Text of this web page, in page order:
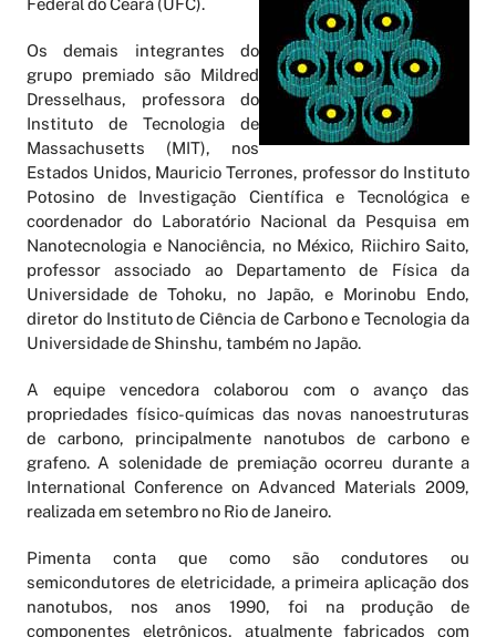
Federal do Ceará (UFC).
Os demais integrantes do
grupo premiado são Mildred
Dresselhaus, professora do
Instituto de Tecnologia de
Massachusetts (MIT), nos
Estados Unidos, Mauricio Terrones, professor do Instituto
Potosino de Investigação Científica e Tecnológica e
coordenador do Laboratório Nacional da Pesquisa em
Nanotecnologia e Nanociência, no México, Riichiro Saito,
professor associado ao Departamento de Física da
Universidade de Tohoku, no Japão, e Morinobu Endo,
diretor do Instituto de Ciência de Carbono e Tecnologia da
Universidade de Shinshu, também no Japão.
A equipe vencedora colaborou com o avanço das
propriedades físico-químicas das novas nanoestruturas
de carbono, principalmente nanotubos de carbono e
grafeno. A solenidade de premiação ocorreu durante a
International Conference on Advanced Materials 2009,
realizada em setembro no Rio de Janeiro.
Pimenta conta que como são condutores ou
semicondutores de eletricidade, a primeira aplicação dos
nanotubos, nos anos 1990, foi na produção de
componentes eletrônicos, atualmente fabricados com